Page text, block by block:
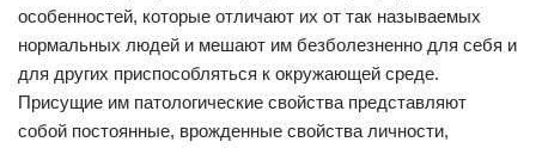
особенностей, которые отличают их от так называемых
нормальных людей и мешают им безболезненно для себя и
для других приспособляться к окружающей среде.
Присущие им патологические свойства представляют
собой постоянные, врожденные свойства личности,